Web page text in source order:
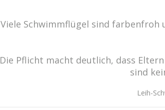
cabrio Senden - das Bad
Tel.: 0049 (0) 2597 - 93 918 -10
info@cabriosenden.de
Viele Schwimmflügel sind
Die Pflicht macht deutlich, dass
sind
Leih-